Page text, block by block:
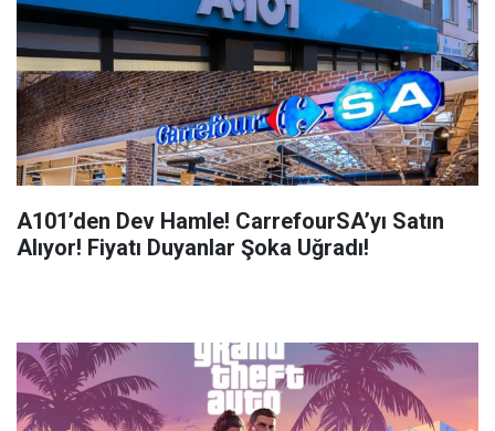
A101’den Dev Hamle! CarrefourSA’yı Satın
Alıyor! Fiyatı Duyanlar Şoka Uğradı!